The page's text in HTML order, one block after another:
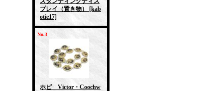
プレイ（置き物）
[kab
otie17]
No.3
ホピ Victor・Coochw